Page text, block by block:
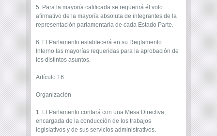
5. Para la mayoría calificada se requerirá él voto
afirmativo de la mayoría absoluta de integrantes de la
representación parlamentaria de cada Estado Parte.
6. El Parlamento establecerá en su Reglamento
Interno las mayorías requeridas para la aprobación de
los distintos asuntos.
Artículo 16
Organización
1. El Parlamento contará con una Mesa Directiva,
encargada de la conducción de los trabajos
legislativos y de sus servicios administrativos.